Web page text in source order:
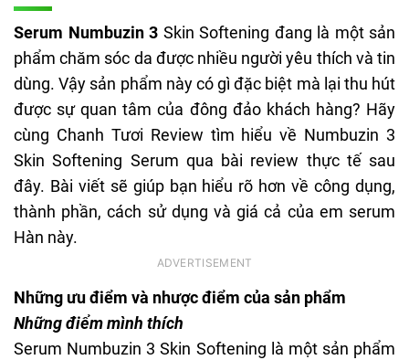
Serum Numbuzin 3 Skin Softening đang là một sản
phẩm chăm sóc da được nhiều người yêu thích và tin
dùng. Vậy sản phẩm này có gì đặc biệt mà lại thu hút
được sự quan tâm của đông đảo khách hàng? Hãy
cùng Chanh Tươi Review tìm hiểu về Numbuzin 3
Skin Softening Serum qua bài review thực tế sau
đây. Bài viết sẽ giúp bạn hiểu rõ hơn về công dụng,
thành phần, cách sử dụng và giá cả của em serum
Hàn này.
Những ưu điểm và nhược điểm của sản phẩm
Những điểm mình thích
Serum Numbuzin 3 Skin Softening là một sản phẩm